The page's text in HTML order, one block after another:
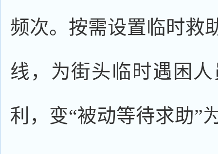
频次。按需设置临时救
线，为街头临时遇困
利，变“被动等待求助”